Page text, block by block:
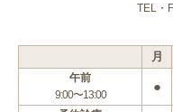
TEL・
月
午前
9:00〜13:00
●